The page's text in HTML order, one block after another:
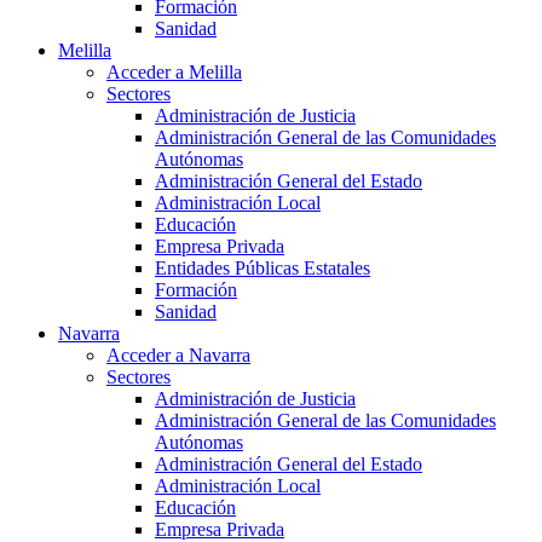
Formación
Sanidad
Melilla
Acceder a Melilla
Sectores
Administración de Justicia
Administración General de las Comunidades
Autónomas
Administración General del Estado
Administración Local
Educación
Empresa Privada
Entidades Públicas Estatales
Formación
Sanidad
Navarra
Acceder a Navarra
Sectores
Administración de Justicia
Administración General de las Comunidades
Autónomas
Administración General del Estado
Administración Local
Educación
Empresa Privada